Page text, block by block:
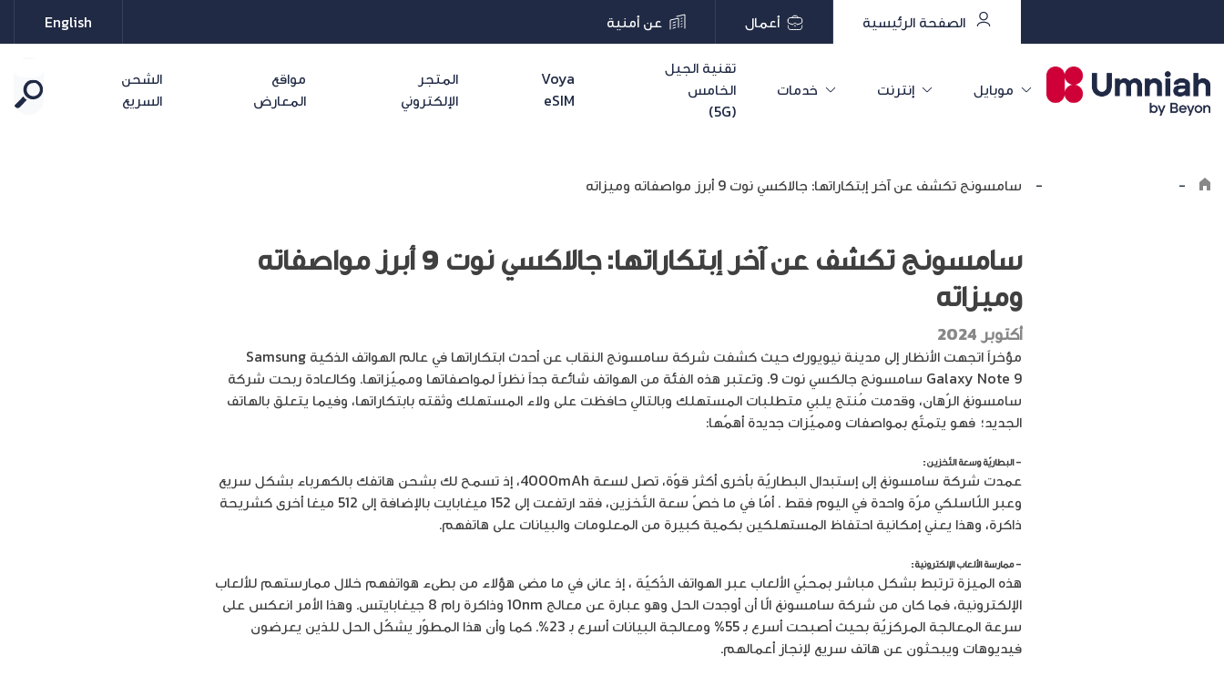
الصفحة الرئيسية أعمال عن أمنية English
موبايل إنترنت خدمات
تقنية الجيل
الخامس
(5G)
Voya
eSIM
المتجر
الإلكتروني
مواقع
المعارض
الشحن
السريع
-
- سامسونج تكشف عن آخر إبتكاراتها: جالاكسي نوت 9 أبرز مواصفاته وميزاته
سامسونج تكشف عن آخر إبتكاراتها: جالاكسي نوت 9 أبرز مواصفاته
وميزاته
أكتوبر 2024
مؤخراً اتجهت الأنظار إلى مدينة نيويورك حيث كشفت شركة سامسونج النقاب عن أحدث ابتكاراتها في عالم الهواتف الذكية Samsung
Galaxy Note 9 سامسونج جالكسي نوت 9. وتعتبر هذه الفئة من الهواتف شائعة جداً نظراً لمواصفاتها ومميّزاتها. وكالعادة ربحت شركة
سامسونغ الرّهان، وقدمت مُنتج يلبي متطلبات المستهلك وبالتالي حافظت على ولاء المستهلك وثقته بابتكاراتها، وفيما يتعلق بالهاتف
الجديد؛ فهو يتمتّع بمواصفات ومميّزات جديدة أهمّها:
– البطاريّة وسعة التّخزين:
عمدت شركة سامسونغ إلى إستبدال البطاريّة بأخرى أكثر قوّة، تصل لسعة 4000mAh، إذ تسمح لك بشحن هاتفك بالكهرباء بشكل سريع
وعبر اللّاسلكي مرّة واحدة في اليوم فقط . أمّا في ما خصّ سعة التّخزين، فقد ارتفعت إلى 152 ميغابايت بالإضافة إلى 512 ميغا أخرى كشريحة
ذاكرة، وهذا يعني إمكانية احتفاظ المستهلكين بكمية كبيرة من المعلومات والبيانات على هاتفهم.
– ممارسة الألعاب الإلكترونية:
هذه الميزة ترتبط بشكل مباشر بمحبّي الألعاب عبر الهواتف الذّكيّة ، إذ عانى في ما مضى هؤلاء من بطىء هواتفهم خلال ممارستهم للألعاب
الإلكترونية، فما كان من شركة سامسونغ الّا أن أوجدت الحل وهو عبارة عن معالج 10nm وذاكرة رام 8 جيغابايتس. وهذا الأمر انعكس على
سرعة المعالجة المركزيّة بحيث أصبحت أسرع بـ 55% ومعالجة البيانات أسرع بـ 23%. كما وأن هذا المطوّر يشكّل الحل للذين يعرضون
فيديوهات ويبحثون عن هاتف سريع لإنجاز أعمالهم.